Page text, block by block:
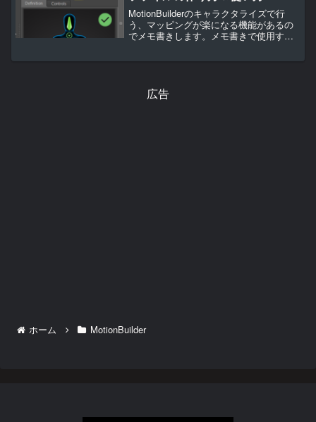
MotionBuilderのキャラクタライズで行
う、マッピングが楽になる機能があるの
でメモ書きします。メモ書きで使用する
広告
ホーム MotionBuilder